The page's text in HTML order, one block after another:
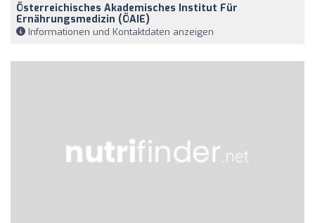
Österreichisches Akademisches Institut Für
Ernährungsmedizin (ÖAIE)
Informationen und Kontaktdaten anzeigen